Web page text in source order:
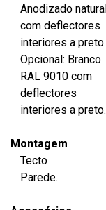
Anodizado natural
com deflectores
interiores a preto.
Opcional: Branco
RAL 9010 com
deflectores
interiores a preto.
Montagem
Tecto
Parede.